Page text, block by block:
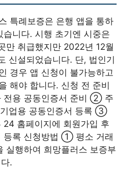
특례보증은 은행 앱을 통하
니다. 시행 초기엔 시중은
만 취급했지만 2022년 12월
신설되었습니다. 단, 법인기
경우 앱 신청이 불가능하고
해야 합니다. 신청 전 준비
용 공동인증서 준비 ② 주
업용 공동인증서 등록 ③
24 홈페이지에 회원가입 후
등록 신청방법 ① 평소 거래
실행하여 희망플러스 보증부
.